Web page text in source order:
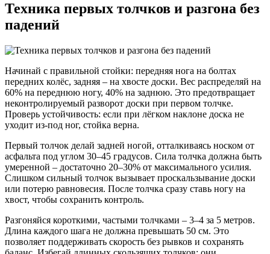
Техника первых толчков и разгона без
падений
Начинай с правильной стойки: передняя нога на болтах
передних колёс, задняя – на хвосте доски. Вес распределяй на
60% на переднюю ногу, 40% на заднюю. Это предотвращает
неконтролируемый разворот доски при первом толчке.
Проверь устойчивость: если при лёгком наклоне доска не
уходит из-под ног, стойка верна.
Первый толчок делай задней ногой, отталкиваясь носком от
асфальта под углом 30–45 градусов. Сила толчка должна быть
умеренной – достаточно 20–30% от максимального усилия.
Слишком сильный толчок вызывает проскальзывание доски
или потерю равновесия. После толчка сразу ставь ногу на
хвост, чтобы сохранить контроль.
Разгоняйся короткими, частыми толчками – 3–4 за 5 метров.
Длина каждого шага не должна превышать 50 см. Это
позволяет поддерживать скорость без рывков и сохранять